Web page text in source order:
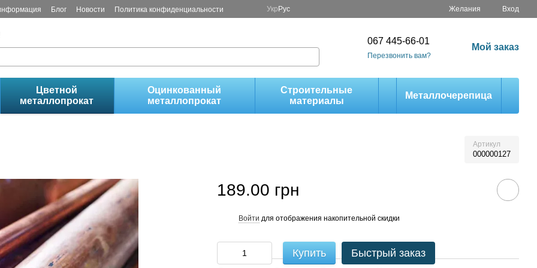
Блог Новости Политика конфиденциальности Укр Рус Желания Вход
067 445-66-01
Перезвонить вам?
Мой заказ
Цветной
металлопрокат
Оцинкованный
металлопрокат
Строительные
материалы
Металлочерепица
Артикул
000000127
189.00 грн
Войти для отображения накопительной скидки
Купить Быстрый заказ